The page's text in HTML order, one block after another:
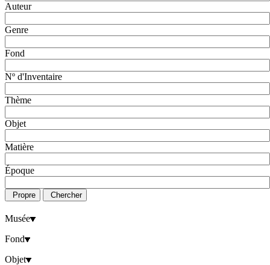
Auteur
Genre
Fond
Nº d'Inventaire
Thème
Objet
Matière
Époque
Propre Chercher
Musée
Fond
Objet